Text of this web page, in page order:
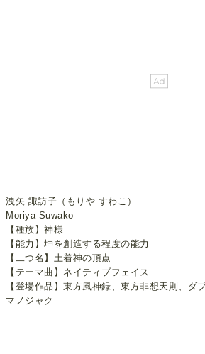
洩矢 諏訪子（もりや すわこ）
Moriya Suwako
【種族】神様
【能力】坤を創造する程度の能力
【二つ名】土着神の頂点
【テーマ曲】ネイティブフェイス
【登場作品】東方風神録、東方非想天則、ダ
マノジャク